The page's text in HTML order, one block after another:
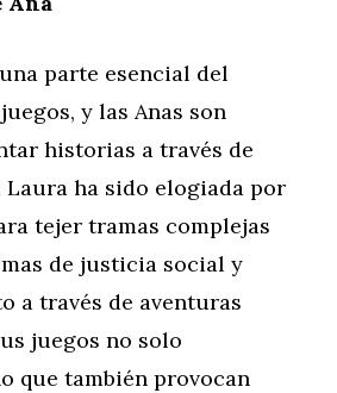
parte esencial del
y las Anas son
historias a través de
Laura ha sido elogiada por
tejer tramas complejas
de justicia social y
a través de aventuras
juegos no solo
que también provocan